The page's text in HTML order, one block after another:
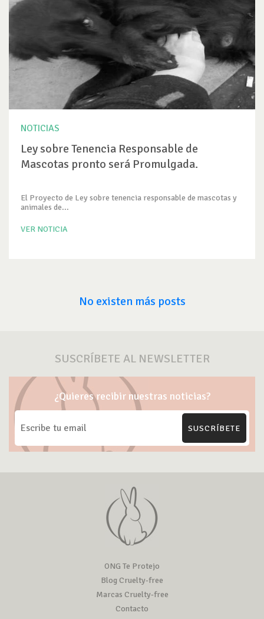
NOTICIAS
Ley sobre Tenencia Responsable de
Mascotas pronto será Promulgada.
El Proyecto de Ley sobre tenencia responsable de mascotas y
animales de...
VER NOTICIA
No existen más posts
SUSCRÍBETE AL NEWSLETTER
¿Quieres recibir nuestras noticias?
SUSCRÍBETE
ONG Te Protejo
Blog Cruelty-free
Marcas Cruelty-free
Contacto